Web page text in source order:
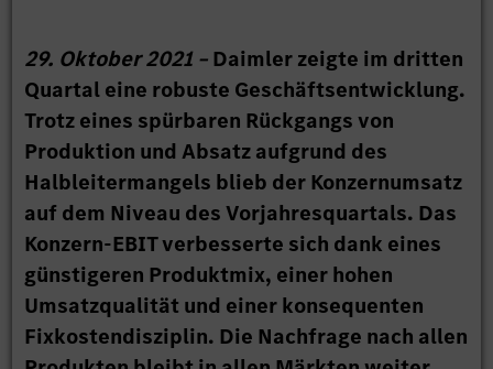
29. Oktober 2021 –Daimler zeigte im dritten
Quartal eine robuste Geschäftsentwicklung.
Trotz eines spürbaren Rückgangs von
Produktion und Absatz aufgrund des
Halbleitermangels blieb der Konzernumsatz
auf dem Niveau des Vorjahresquartals. Das
Konzern-EBIT verbesserte sich dank eines
günstigeren Produktmix, einer hohen
Umsatzqualität und einer konsequenten
Fixkostendisziplin. Die Nachfrage nach allen